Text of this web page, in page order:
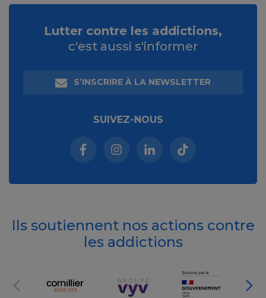
Lutter contre les addictions,
c'est aussi s'informer
S’INSCRIRE À LA NEWSLETTER
SUIVEZ-NOUS
Facebook (nouvelle fenêtre)
Instagram (nouvelle fenêtre)
Linkedin (nouvelle
Tiktok (nouvelle
Ils soutiennent nos actions contre
les addictions